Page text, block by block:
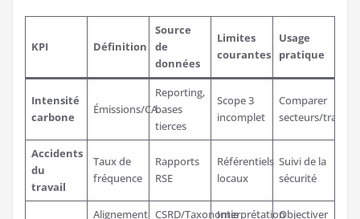
KPI Définition
Source
de
données
Limites
courantes
Usage
pratique
Intensité
carbone
Émissions/CA
Reporting,
bases
tierces
Scope 3
incomplet
Comparer
secteurs/
Accidents
du
travail
Taux de
fréquence
Rapports
RSE
Référentiels
locaux
Suivi de la
sécurité
Alignement CSRD/TaxonomieInterprétationObjectiver